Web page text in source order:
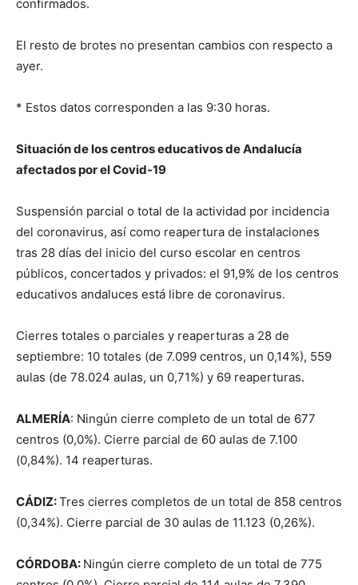
confirmados.
El resto de brotes no presentan cambios con respecto a
ayer.
* Estos datos corresponden a las 9:30 horas.
Situación de los centros educativos de Andalucía
afectados por el Covid-19
Suspensión parcial o total de la actividad por incidencia
del coronavirus, así como reapertura de instalaciones
tras 28 días del inicio del curso escolar en centros
públicos, concertados y privados: el 91,9% de los centros
educativos andaluces está libre de coronavirus.
Cierres totales o parciales y reaperturas a 28 de
septiembre: 10 totales (de 7.099 centros, un 0,14%), 559
aulas (de 78.024 aulas, un 0,71%) y 69 reaperturas.
ALMERÍA: Ningún cierre completo de un total de 677
centros (0,0%). Cierre parcial de 60 aulas de 7.100
(0,84%). 14 reaperturas.
CÁDIZ:Tres cierres completos de un total de 858 centros
(0,34%). Cierre parcial de 30 aulas de 11.123 (0,26%).
CÓRDOBA: Ningún cierre completo de un total de 775